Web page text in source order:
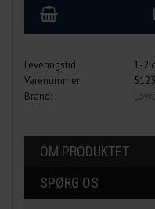
1-2
Leveringstid:
Varenummer:
Brand:
OM PRODUKTET
SPØRG OS